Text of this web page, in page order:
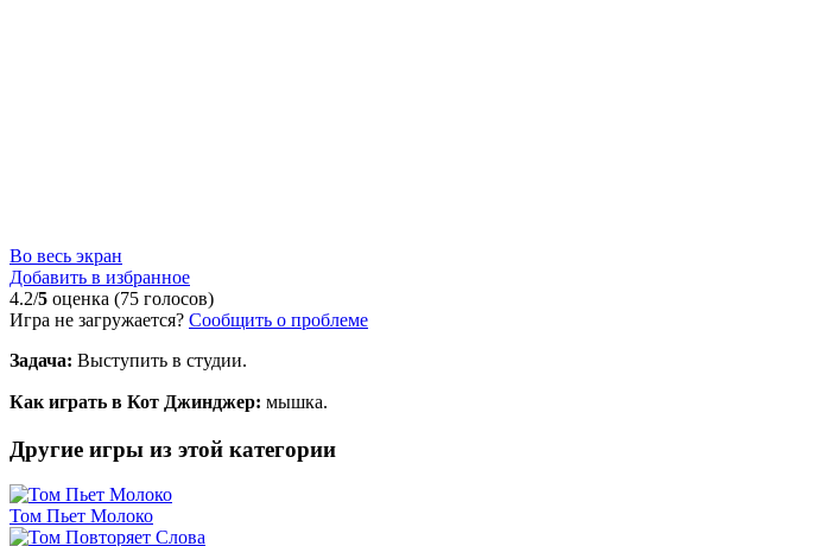
Во весь экран
Добавить в избранное
4.2/5 оценка (75 голосов)
Игра не загружается? Сообщить о проблеме
Задача: Выступить в студии.
Как играть в Кот Джинджер: мышка.
Другие игры из этой категории
Том Пьет Молоко